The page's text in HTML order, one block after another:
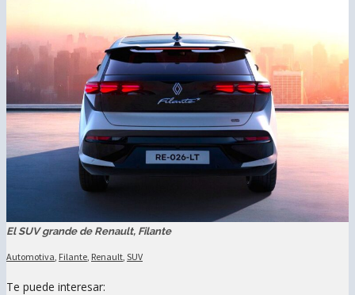
El SUV grande de Renault, Filante
Automotiva Filante Renault SUV
Te puede interesar: